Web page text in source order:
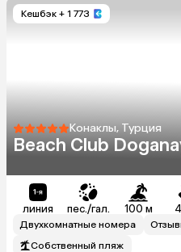
Кешбэк + 1 773
Конаклы, Турция
Beach Club
линия пес./гал. 100 м
Двухкомнатные номера
Собственный пляж